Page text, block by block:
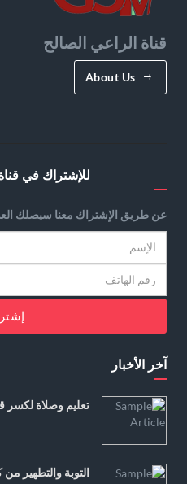
قناة الراعي الصالح
About Us
للإشتراك في
عن طريق الإشتراك معنا سيصلك
آخر الأخبار
تعليم وصلاة لكسر
التوبة والتطهير